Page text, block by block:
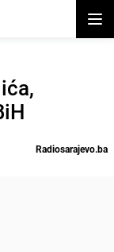
Radiosarajevo.ba